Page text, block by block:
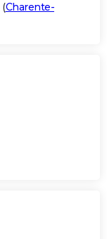
(Charente-